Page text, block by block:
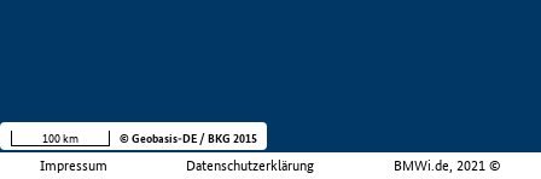
Impressum Datenschutzerklärung BMWi.de, 2021 ©
100 km © Geobasis-DE / BKG 2015